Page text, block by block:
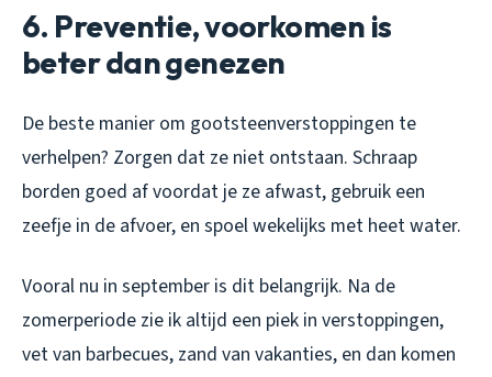
6. Preventie, voorkomen is
beter dan genezen
De beste manier om gootsteenverstoppingen te
verhelpen? Zorgen dat ze niet ontstaan. Schraap
borden goed af voordat je ze afwast, gebruik een
zeefje in de afvoer, en spoel wekelijks met heet water.
Vooral nu in september is dit belangrijk. Na de
zomerperiode zie ik altijd een piek in verstoppingen,
vet van barbecues, zand van vakanties, en dan komen